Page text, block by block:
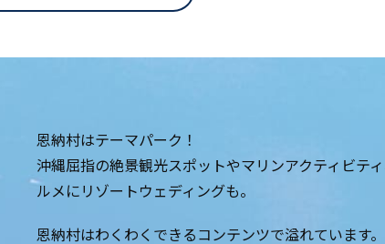
恩納村はテーマパーク！
沖縄屈指の絶景観光スポットやマリンアクティビテ
ルメにリゾートウェディングも。
恩納村はわくわくできるコンテンツで溢れています。